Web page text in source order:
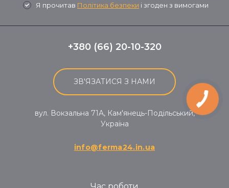
Я прочитав Політика безпеки і згоден з вимогами
+380 (66) 20-10-320
ЗВ'ЯЗАТИСЯ З НАМИ
вул. Вокзальна 71A, Кам'янець-Подільський,
Україна
info@ferma24.in.ua